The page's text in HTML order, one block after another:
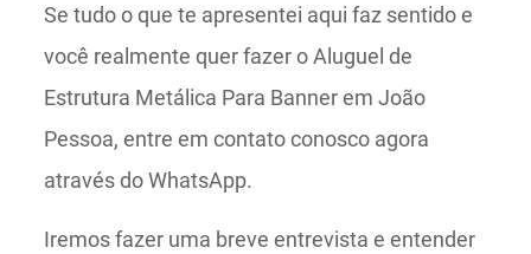
Se tudo o que te apresentei aqui faz sentido e
você realmente quer fazer o Aluguel de
Estrutura Metálica Para Banner em João
Pessoa, entre em contato conosco agora
através do WhatsApp.
Iremos fazer uma breve entrevista e entender